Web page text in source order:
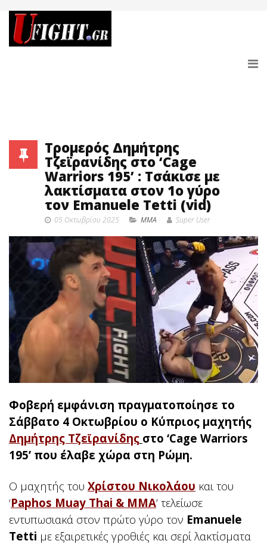
Tρομερός Δημήτρης
Τζεϊρανίδης στο ‘Cage
Warriors 195’ : Τσάκισε με
λακτίσματα στον 1ο γύρο
τον Emanuele Tetti (vid)
05 Οκτωβρίου 2025 MMA Super User
Φοβερή εμφάνιση πραγματοποίησε το
Σάββατο 4 Οκτωβρίου ο Κύπριος μαχητής
Δημήτρης Τζεϊρανίδης στο ‘Cage Warriors
195’ που έλαβε χώρα στη Ρώμη.
Ο μαχητής του Χρίστου Νικολάου και του
‘Paphos Muay Thai & MMA’ τελείωσε
εντυπωσιακά στον πρώτο γύρο τον Emanuele
Tetti με εξαιρετικές γροθιές και σερί λακτίσματα